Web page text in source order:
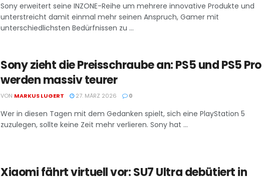
Sony erweitert seine INZONE-Reihe um mehrere innovative Produkte und
unterstreicht damit einmal mehr seinen Anspruch, Gamer mit
unterschiedlichsten Bedürfnissen zu ...
Sony zieht die Preisschraube an: PS5 und PS5 Pro
werden massiv teurer
VON MARKUS LUGERT 27. MÄRZ 2026 0
Wer in diesen Tagen mit dem Gedanken spielt, sich eine PlayStation 5
zuzulegen, sollte keine Zeit mehr verlieren. Sony hat ...
Xiaomi fährt virtuell vor: SU7 Ultra debütiert in